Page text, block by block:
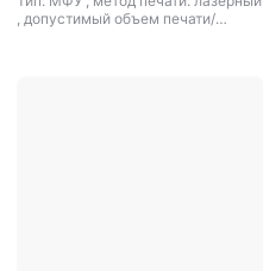
, допустимый объем печати/